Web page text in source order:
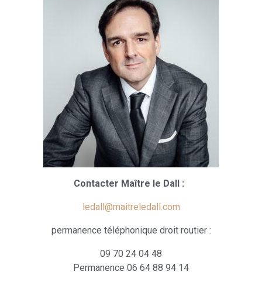
Contacter Maître le Dall :
ledall@maitreledall.com
permanence téléphonique droit routier :
09 70 24 04 48
Permanence 06 64 88 94 14